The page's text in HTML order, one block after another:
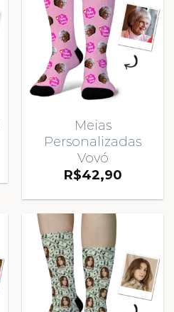
Meias
Personalizadas
Vovó
R$42,90